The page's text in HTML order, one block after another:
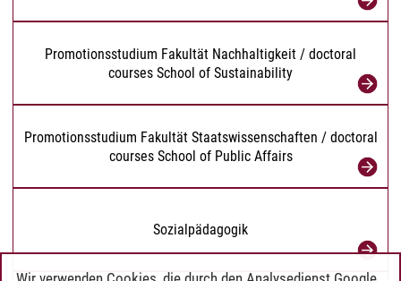
Promotionsstudium Fakultät Nachhaltigkeit / doctoral
courses School of Sustainability
Promotionsstudium Fakultät Staatswissenschaften / doctoral
courses School of Public Affairs
Sozialpädagogik